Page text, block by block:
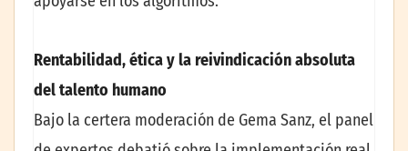
Rentabilidad, ética y la reivindicación absoluta
del talento humano
Bajo la certera moderación de Gema Sanz, el panel